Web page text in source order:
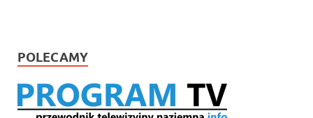
POLECAMY